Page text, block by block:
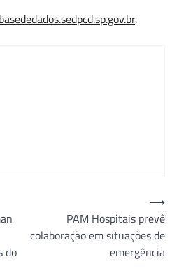
basededados.sedpcd.sp.gov.br.
do
PAM Hospitais prevê
colaboração em situações de
emergência
⟶